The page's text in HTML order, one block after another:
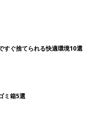
すぐ捨てられる快適環境10選
ミ箱5選